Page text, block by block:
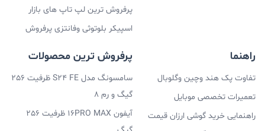
پرفروش ترین لپ تاپ های بازار
اسپیکر بلوتوثی وفانتزی پرفروش
راهنما
تفاوت پک هند وچین وگلوبال
تعمیرات تخصصی موبایل
راهنمایی خرید گوشی ارزان قیمت
پرفروش ترین محصولات
سامسونگ مدل S24 FE ظرفیت 256
گیگ و رم 8
آیفون 16PRO MAX ظرفیت 256